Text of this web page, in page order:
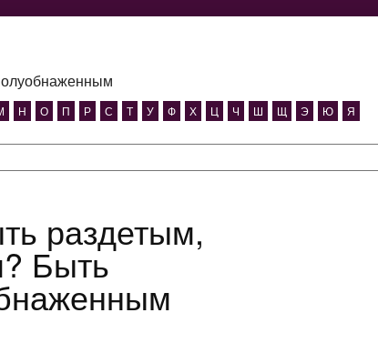
Н О П Р С Т У Ф Х Ц Ч Ш Щ Э Ю Я
Быть